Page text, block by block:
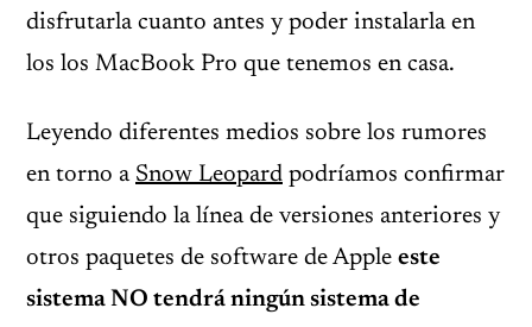
disfrutarla cuanto antes y poder instalarla en
los los MacBook Pro que tenemos en casa.
Leyendo diferentes medios sobre los rumores
en torno a Snow Leopard podríamos confirmar
que siguiendo la línea de versiones anteriores y
otros paquetes de software de Apple este
sistema NO tendrá ningún sistema de